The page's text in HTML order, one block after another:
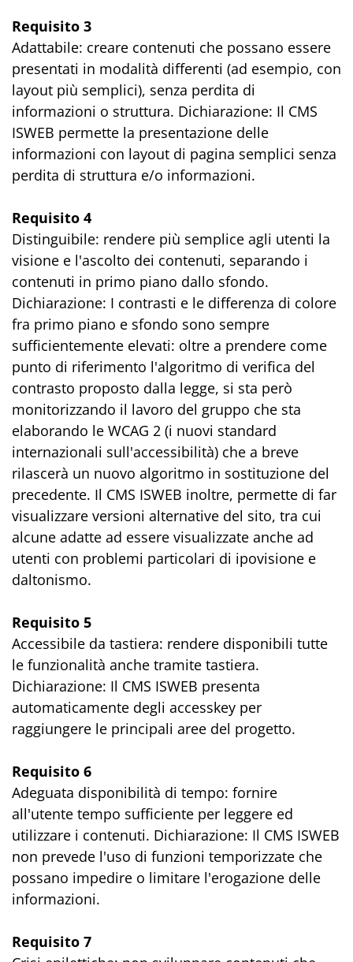
Requisito 3
Adattabile: creare contenuti che possano essere
presentati in modalità differenti (ad esempio, con
layout più semplici), senza perdita di
informazioni o struttura. Dichiarazione: Il CMS
ISWEB permette la presentazione delle
informazioni con layout di pagina semplici senza
perdita di struttura e/o informazioni.
Requisito 4
Distinguibile: rendere più semplice agli utenti la
visione e l'ascolto dei contenuti, separando i
contenuti in primo piano dallo sfondo.
Dichiarazione: I contrasti e le differenza di colore
fra primo piano e sfondo sono sempre
sufficientemente elevati: oltre a prendere come
punto di riferimento l'algoritmo di verifica del
contrasto proposto dalla legge, si sta però
monitorizzando il lavoro del gruppo che sta
elaborando le WCAG 2 (i nuovi standard
internazionali sull'accessibilità) che a breve
rilascerà un nuovo algoritmo in sostituzione del
precedente. Il CMS ISWEB inoltre, permette di far
visualizzare versioni alternative del sito, tra cui
alcune adatte ad essere visualizzate anche ad
utenti con problemi particolari di ipovisione e
daltonismo.
Requisito 5
Accessibile da tastiera: rendere disponibili tutte
le funzionalità anche tramite tastiera.
Dichiarazione: Il CMS ISWEB presenta
automaticamente degli accesskey per
raggiungere le principali aree del progetto.
Requisito 6
Adeguata disponibilità di tempo: fornire
all'utente tempo sufficiente per leggere ed
utilizzare i contenuti. Dichiarazione: Il CMS ISWEB
non prevede l'uso di funzioni temporizzate che
possano impedire o limitare l'erogazione delle
informazioni.
Requisito 7